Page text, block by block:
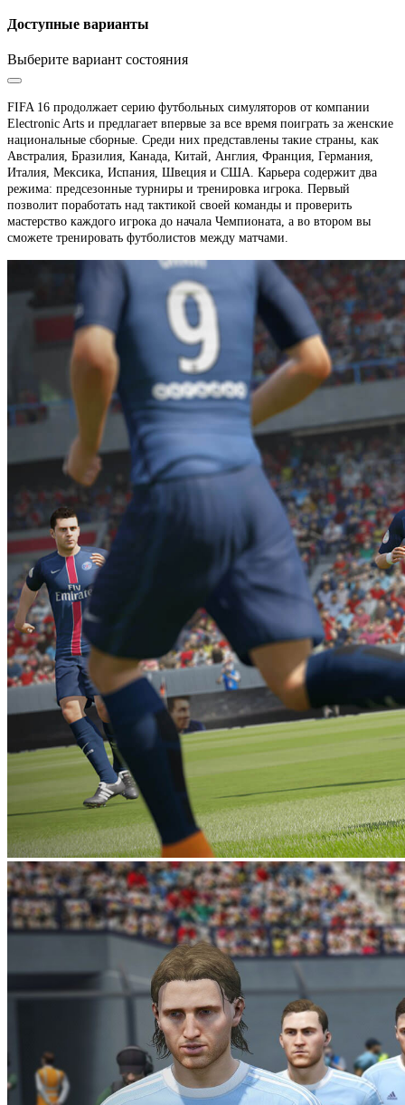
Доступные варианты
Выберите вариант состояния
FIFA 16 продолжает серию футбольных симуляторов от компании
Electronic Arts и предлагает впервые за все время поиграть за женские
национальные сборные. Среди них представлены такие страны, как
Австралия, Бразилия, Канада, Китай, Англия, Франция, Германия,
Италия, Мексика, Испания, Швеция и США. Карьера содержит два
режима: предсезонные турниры и тренировка игрока. Первый
позволит поработать над тактикой своей команды и проверить
мастерство каждого игрока до начала Чемпионата, а во втором вы
сможете тренировать футболистов между матчами.